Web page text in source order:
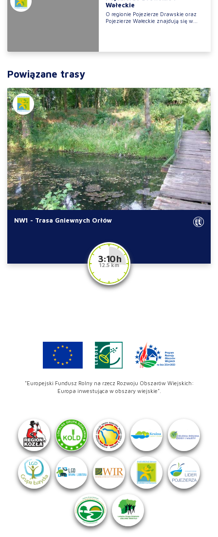
Wałeckie
O regionie Pojezierze Drawskie oraz
Pojezierze Wałeckie znajdują się w...
Powiązane trasy
NW1 - Trasa Gniewnych Orłów
3:10 h
12.5 km
"Europejski Fundusz Rolny na rzecz Rozwoju Obszarów Wiejskich:
Europa inwestująca w obszary wiejskie".